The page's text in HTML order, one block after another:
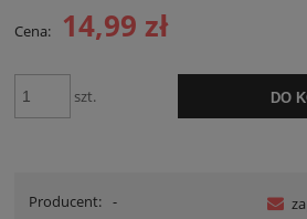
Cena: 14,99 zł
szt. DO
Producent: -